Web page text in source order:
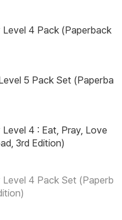
4 Pack (Paperback
5 Pack Set (Paperba
4 : Eat, Pray, Love
3rd Edition)
4 Pack Set (Paperb